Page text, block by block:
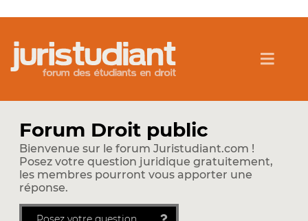
Forum Droit public
Bienvenue sur le forum Juristudiant.com !
Posez votre question juridique gratuitement,
les membres pourront vous apporter une
réponse.